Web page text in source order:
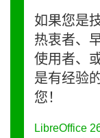
如果您是
热衷者、
使用者、
是有经验
您！
LibreOffice